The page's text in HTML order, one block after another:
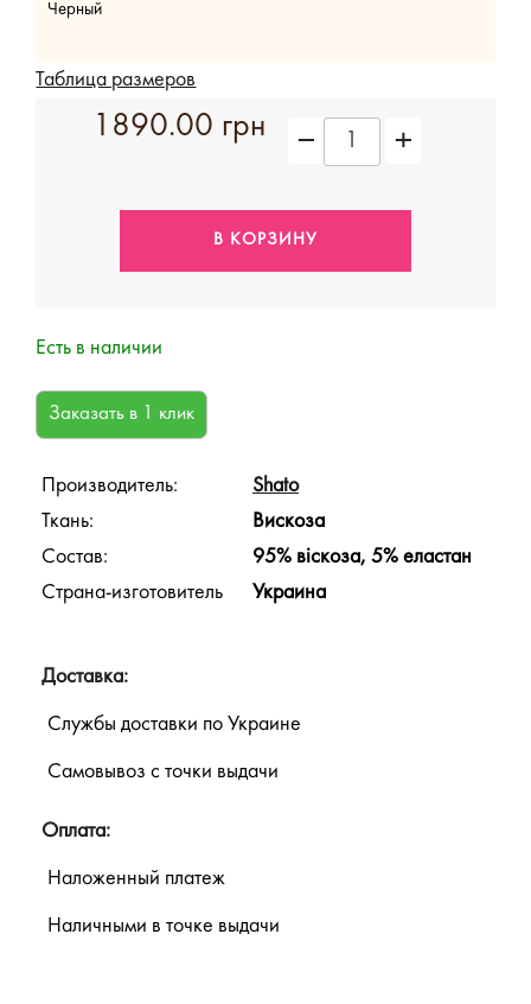
Черный
Таблица размеров
1890.00 грн
Есть в наличии
Производитель:
Shato
Ткань:
Вискоза
Состав:
95% віскоза, 5% еластан
Страна-изготовитель
Украина
Доставка:
Службы доставки по Украине
Самовывоз с точки выдачи
Оплата:
Наложенный платеж
Наличными в точке выдачи